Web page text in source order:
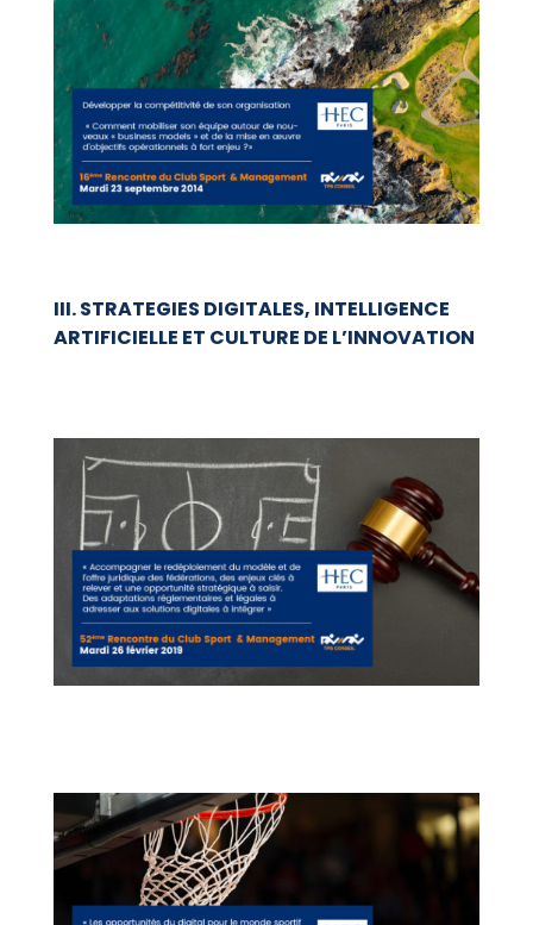
III. STRATEGIES DIGITALES, INTELLIGENCE
ARTIFICIELLE ET CULTURE DE L’INNOVATION